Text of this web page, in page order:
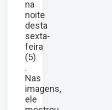
na
noite
desta
sexta-
feira
(5)
.
Nas
imagens,
ele